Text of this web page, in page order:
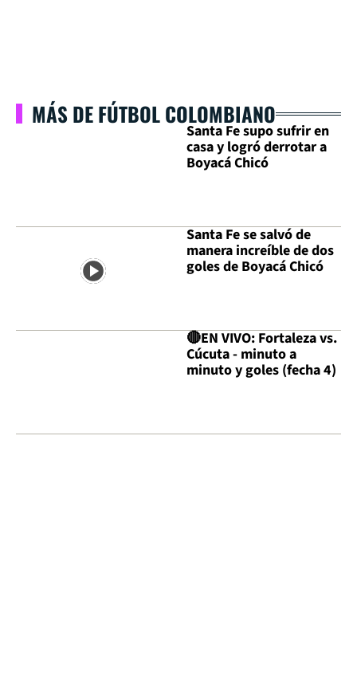
MÁS DE FÚTBOL COLOMBIANO
Santa Fe supo sufrir en
casa y logró derrotar a
Boyacá Chicó
Santa Fe se salvó de
manera increíble de dos
goles de Boyacá Chicó
🔴EN VIVO: Fortaleza vs.
Cúcuta - minuto a
minuto y goles (fecha 4)